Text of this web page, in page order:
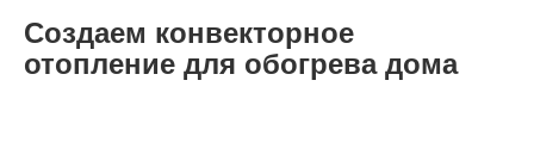
Создаем конвекторное
отопление для обогрева дома